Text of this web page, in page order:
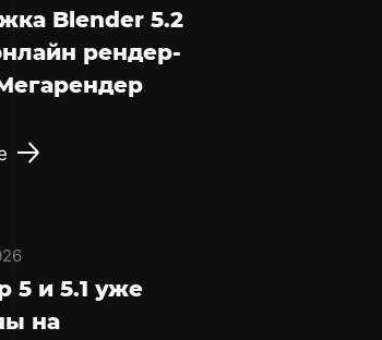
Blender 5.2
рендер-
5 и 5.1 уже
на